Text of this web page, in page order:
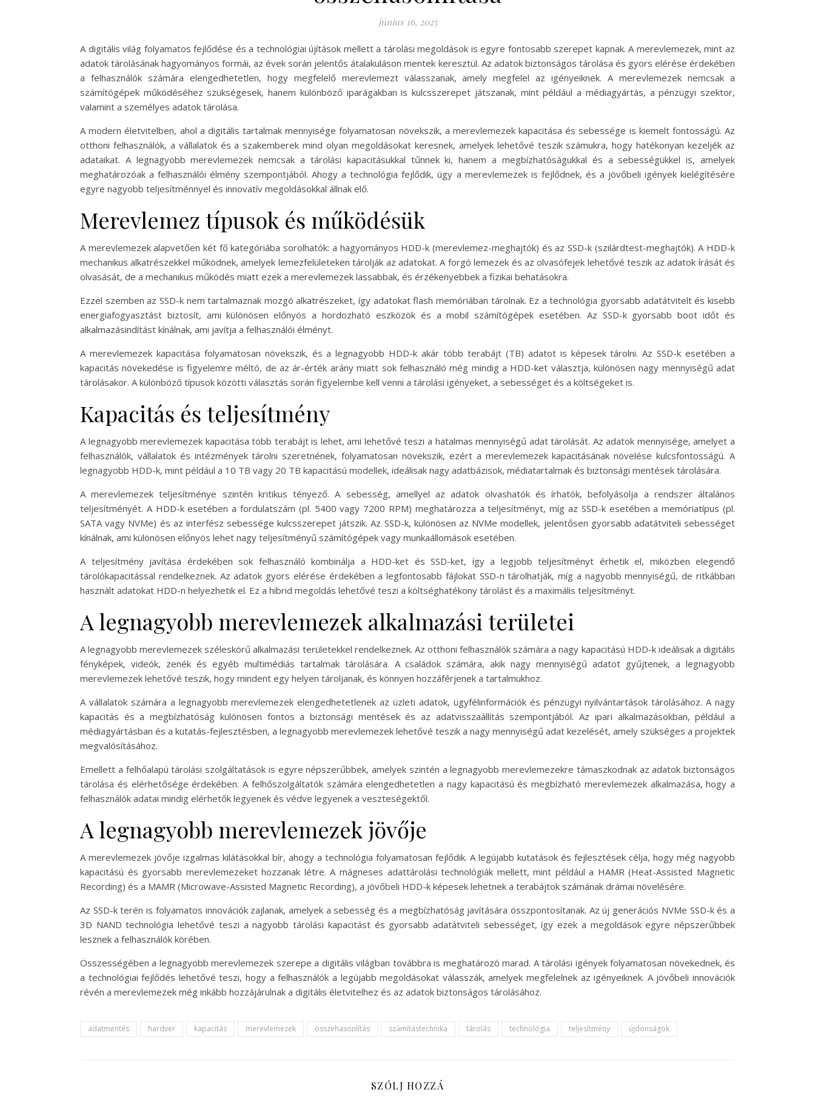
június 16, 2025
A digitális világ folyamatos fejlődése és a technológiai újítások mellett a tárolási megoldások is egyre fontosabb szerepet kapnak. A merevlemezek, mint az
adatok tárolásának hagyományos formái, az évek során jelentős átalakuláson mentek keresztül. Az adatok biztonságos tárolása és gyors elérése érdekében
a felhasználók számára elengedhetetlen, hogy megfelelő merevlemezt válasszanak, amely megfelel az igényeiknek. A merevlemezek nemcsak a
számítógépek működéséhez szükségesek, hanem különböző iparágakban is kulcsszerepet játszanak, mint például a médiagyártás, a pénzügyi szektor,
valamint a személyes adatok tárolása.
A modern életvitelben, ahol a digitális tartalmak mennyisége folyamatosan növekszik, a merevlemezek kapacitása és sebessége is kiemelt fontosságú. Az
otthoni felhasználók, a vállalatok és a szakemberek mind olyan megoldásokat keresnek, amelyek lehetővé teszik számukra, hogy hatékonyan kezeljék az
adataikat. A legnagyobb merevlemezek nemcsak a tárolási kapacitásukkal tűnnek ki, hanem a megbízhatóságukkal és a sebességükkel is, amelyek
meghatározóak a felhasználói élmény szempontjából. Ahogy a technológia fejlődik, úgy a merevlemezek is fejlődnek, és a jövőbeli igények kielégítésére
egyre nagyobb teljesítménnyel és innovatív megoldásokkal állnak elő.
Merevlemez típusok és működésük
A merevlemezek alapvetően két fő kategóriába sorolhatók: a hagyományos HDD-k (merevlemez-meghajtók) és az SSD-k (szilárdtest-meghajtók). A HDD-k
mechanikus alkatrészekkel működnek, amelyek lemezfelületeken tárolják az adatokat. A forgó lemezek és az olvasófejek lehetővé teszik az adatok írását és
olvasását, de a mechanikus működés miatt ezek a merevlemezek lassabbak, és érzékenyebbek a fizikai behatásokra.
Ezzel szemben az SSD-k nem tartalmaznak mozgó alkatrészeket, így adatokat flash memóriában tárolnak. Ez a technológia gyorsabb adatátvitelt és kisebb
energiafogyasztást biztosít, ami különösen előnyös a hordozható eszközök és a mobil számítógépek esetében. Az SSD-k gyorsabb boot időt és
alkalmazásindítást kínálnak, ami javítja a felhasználói élményt.
A merevlemezek kapacitása folyamatosan növekszik, és a legnagyobb HDD-k akár több terabájt (TB) adatot is képesek tárolni. Az SSD-k esetében a
kapacitás növekedése is figyelemre méltó, de az ár-érték arány miatt sok felhasználó még mindig a HDD-ket választja, különösen nagy mennyiségű adat
tárolásakor. A különböző típusok közötti választás során figyelembe kell venni a tárolási igényeket, a sebességet és a költségeket is.
Kapacitás és teljesítmény
A legnagyobb merevlemezek kapacitása több terabájt is lehet, ami lehetővé teszi a hatalmas mennyiségű adat tárolását. Az adatok mennyisége, amelyet a
felhasználók, vállalatok és intézmények tárolni szeretnének, folyamatosan növekszik, ezért a merevlemezek kapacitásának növelése kulcsfontosságú. A
legnagyobb HDD-k, mint például a 10 TB vagy 20 TB kapacitású modellek, ideálisak nagy adatbázisok, médiatartalmak és biztonsági mentések tárolására.
A merevlemezek teljesítménye szintén kritikus tényező. A sebesség, amellyel az adatok olvashatók és írhatók, befolyásolja a rendszer általános
teljesítményét. A HDD-k esetében a fordulatszám (pl. 5400 vagy 7200 RPM) meghatározza a teljesítményt, míg az SSD-k esetében a memóriatípus (pl.
SATA vagy NVMe) és az interfész sebessége kulcsszerepet játszik. Az SSD-k, különösen az NVMe modellek, jelentősen gyorsabb adatátviteli sebességet
kínálnak, ami különösen előnyös lehet nagy teljesítményű számítógépek vagy munkaállomások esetében.
A teljesítmény javítása érdekében sok felhasználó kombinálja a HDD-ket és SSD-ket, így a legjobb teljesítményt érhetik el, miközben elegendő
tárolókapacitással rendelkeznek. Az adatok gyors elérése érdekében a legfontosabb fájlokat SSD-n tárolhatják, míg a nagyobb mennyiségű, de ritkábban
használt adatokat HDD-n helyezhetik el. Ez a hibrid megoldás lehetővé teszi a költséghatékony tárolást és a maximális teljesítményt.
A legnagyobb merevlemezek alkalmazási területei
A legnagyobb merevlemezek széleskörű alkalmazási területekkel rendelkeznek. Az otthoni felhasználók számára a nagy kapacitású HDD-k ideálisak a digitális
fényképek, videók, zenék és egyéb multimédiás tartalmak tárolására. A családok számára, akik nagy mennyiségű adatot gyűjtenek, a legnagyobb
merevlemezek lehetővé teszik, hogy mindent egy helyen tároljanak, és könnyen hozzáférjenek a tartalmukhoz.
A vállalatok számára a legnagyobb merevlemezek elengedhetetlenek az üzleti adatok, ügyfélinformációk és pénzügyi nyilvántartások tárolásához. A nagy
kapacitás és a megbízhatóság különösen fontos a biztonsági mentések és az adatvisszaállítás szempontjából. Az ipari alkalmazásokban, például a
médiagyártásban és a kutatás-fejlesztésben, a legnagyobb merevlemezek lehetővé teszik a nagy mennyiségű adat kezelését, amely szükséges a projektek
megvalósításához.
Emellett a felhőalapú tárolási szolgáltatások is egyre népszerűbbek, amelyek szintén a legnagyobb merevlemezekre támaszkodnak az adatok biztonságos
tárolása és elérhetősége érdekében. A felhőszolgáltatók számára elengedhetetlen a nagy kapacitású és megbízható merevlemezek alkalmazása, hogy a
felhasználók adatai mindig elérhetők legyenek és védve legyenek a veszteségektől.
A legnagyobb merevlemezek jövője
A merevlemezek jövője izgalmas kilátásokkal bír, ahogy a technológia folyamatosan fejlődik. A legújabb kutatások és fejlesztések célja, hogy még nagyobb
kapacitású és gyorsabb merevlemezeket hozzanak létre. A mágneses adattárolási technológiák mellett, mint például a HAMR (Heat-Assisted Magnetic
Recording) és a MAMR (Microwave-Assisted Magnetic Recording), a jövőbeli HDD-k képesek lehetnek a terabájtok számának drámai növelésére.
Az SSD-k terén is folyamatos innovációk zajlanak, amelyek a sebesség és a megbízhatóság javítására összpontosítanak. Az új generációs NVMe SSD-k és a
3D NAND technológia lehetővé teszi a nagyobb tárolási kapacitást és gyorsabb adatátviteli sebességet, így ezek a megoldások egyre népszerűbbek
lesznek a felhasználók körében.
Összességében a legnagyobb merevlemezek szerepe a digitális világban továbbra is meghatározó marad. A tárolási igények folyamatosan növekednek, és
a technológiai fejlődés lehetővé teszi, hogy a felhasználók a legújabb megoldásokat válasszák, amelyek megfelelnek az igényeiknek. A jövőbeli innovációk
révén a merevlemezek még inkább hozzájárulnak a digitális életvitelhez és az adatok biztonságos tárolásához.
adatmentés hardver kapacitás merevlemezek összehasonlítás számítástechnika tárolás technológia teljesítmény újdonságok
SZÓLJ HOZZÁ